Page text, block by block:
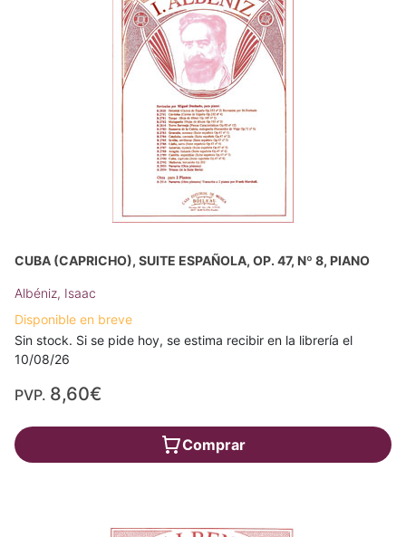
CUBA (CAPRICHO), SUITE ESPAÑOLA, OP. 47, Nº 8, PIANO
Albéniz, Isaac
Disponible en breve
Sin stock. Si se pide hoy, se estima recibir en la librería el
10/08/26
PVP. 8,60€
Comprar